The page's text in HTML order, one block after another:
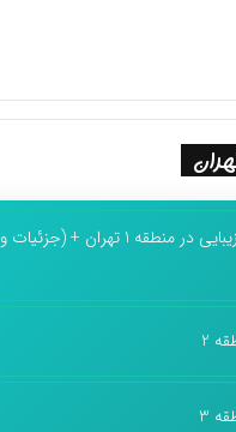
بهترین کلینیک های زیبایی در منطقه 1 تهران + (جزئیات و
2
3